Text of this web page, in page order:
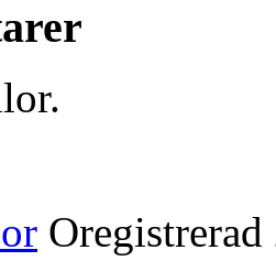
Oregistrerad